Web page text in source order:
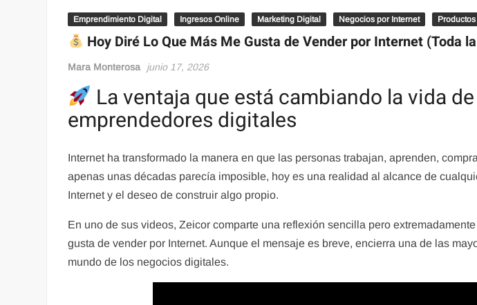
Emprendimiento Digital Ingresos Online Marketing Digital Negocios por Internet
Hoy Diré Lo Que Más Me Gusta de Vender por Internet (Toda
Mara Monterosa junio 17, 2026
La ventaja que está cambiando la vida
emprendedores digitales
Internet ha transformado la manera en que las personas trabajan, aprenden,
apenas unas décadas parecía imposible, hoy es una realidad al alcance de
Internet y el deseo de construir algo propio.
En uno de sus videos, Zeicor comparte una reflexión sencilla pero
gusta de vender por Internet. Aunque el mensaje es breve, encierra una de las
mundo de los negocios digitales.